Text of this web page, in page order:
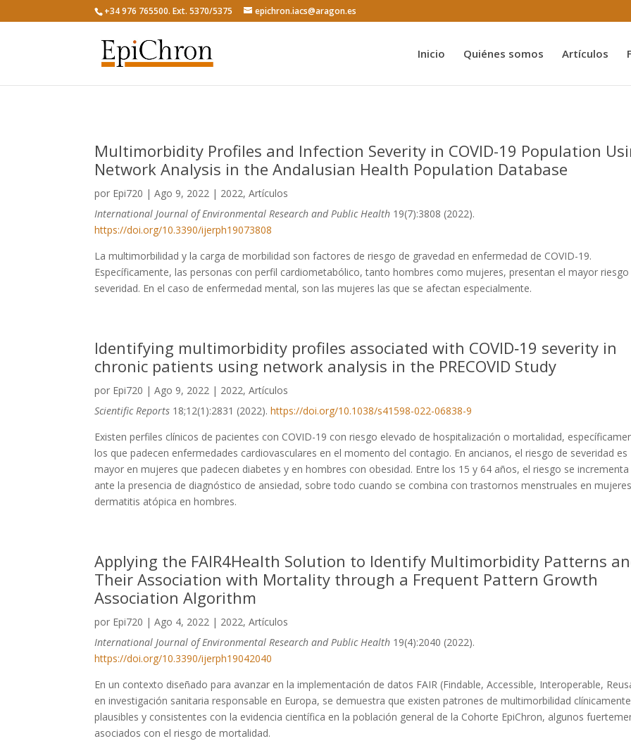
+34 976 765500. Ext. 5370/5375 epichron.iacs@aragon.es
Inicio Quiénes somos Artículos
Multimorbidity Profiles and Infection Severity in COVID-19 Population
Network Analysis in the Andalusian Health Population Database
por Epi720 |Ago 9, 2022 | 2022,Artículos
International Journal of Environmental Research and Public Health 19(7):3808 (2022).
https://doi.org/10.3390/ijerph19073808
La multimorbilidad y la carga de morbilidad son factores de riesgo de gravedad en enfermedad de COVID-19.
Específicamente, las personas con perfil cardiometabólico, tanto hombres como mujeres, presentan el mayor riesgo
severidad. En el caso de enfermedad mental, son las mujeres las que se afectan especialmente.
Identifying multimorbidity profiles associated with COVID‑19 severity in
chronic patients using network analysis in the PRECOVID Study
por Epi720 |Ago 9, 2022 | 2022,Artículos
Scientific Reports 18;12(1):2831 (2022).https://doi.org/10.1038/s41598-022-06838-9
Existen perfiles clínicos de pacientes con COVID-19 con riesgo elevado de hospitalización o mortalidad,
los que padecen enfermedades cardiovasculares en el momento del contagio. En ancianos, el riesgo de severidad es
mayor en mujeres que padecen diabetes y en hombres con obesidad. Entre los 15 y 64 años, el riesgo se incrementa
ante la presencia de diagnóstico de ansiedad, sobre todo cuando se combina con trastornos menstruales en
dermatitis atópica en hombres.
Applying the FAIR4Health Solution to Identify Multimorbidity Patterns
Their Association with Mortality through a Frequent Pattern Growth
Association Algorithm
por Epi720 |Ago 4, 2022 | 2022,Artículos
International Journal of Environmental Research and Public Health 19(4):2040 (2022).
https://doi.org/10.3390/ijerph19042040
En un contexto diseñado para avanzar en la implementación de datos FAIR (Findable, Accessible, Interoperable,
en investigación sanitaria responsable en Europa, se demuestra que existen patrones de multimorbilidad clínicamente
plausibles y consistentes con la evidencia científica en la población general de la Cohorte EpiChron, algunos
asociados con el riesgo de mortalidad.